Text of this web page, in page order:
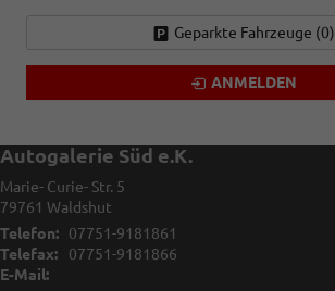
Geparkte Fahrzeuge (0)
ANMELDEN
Autogalerie Süd e.K.
Marie- Curie- Str. 5
79761 Waldshut
Telefon:
07751-9181861
Telefax:
07751-9181866
E-Mail: